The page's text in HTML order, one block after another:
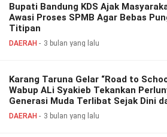
Bupati Bandung KDS Ajak
Awasi Proses SPMB Agar Bebas
Titipan
DAERAH 3 bulan yang lalu
Karang Taruna Gelar “Road to
Wabup ALi Syakieb Tekankan
Generasi Muda Terlibat Sejak Dini
Pembangunan Daera
DAERAH 3 bulan yang lalu